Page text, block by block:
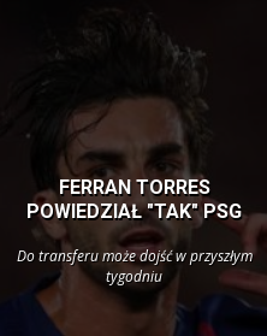
FERRAN TORRES
POWIEDZIAŁ "TAK" PSG
Do transferu może dojść w przyszłym
tygodniu